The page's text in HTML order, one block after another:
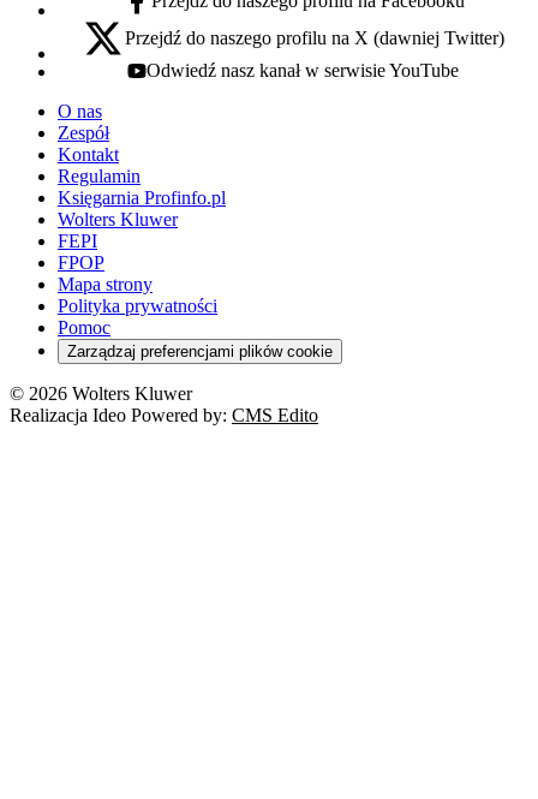
facebook - otwiera się w nowej karcie
x - otwiera się w nowej karcie
Przejdź do naszego profilu na X (dawniej Twitter)
youtube - otwiera się w nowej karcie
Odwiedź nasz kanał w serwisie YouTube
O nas
Zespół
Kontakt
Regulamin
Księgarnia Profinfo.pl
Wolters Kluwer
FEPI
FPOP
Mapa strony
Polityka prywatności
Pomoc
Zarządzaj preferencjami plików cookie
© 2026 Wolters Kluwer
Realizacja Ideo Powered by: CMS Edito